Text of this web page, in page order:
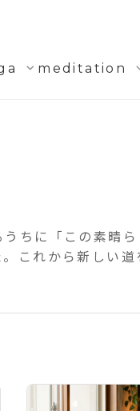
expand_more meditation
ちに「この素晴
これから新しい